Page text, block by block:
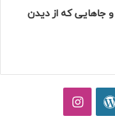
که از دیدن
وردپرساینستاگرام